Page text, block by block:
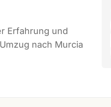
Erfahrung und
nach Murcia